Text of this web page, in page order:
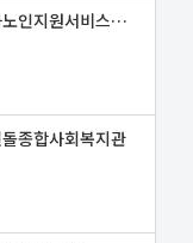
효샘재가노인지원서비스센터
종합사회복지관